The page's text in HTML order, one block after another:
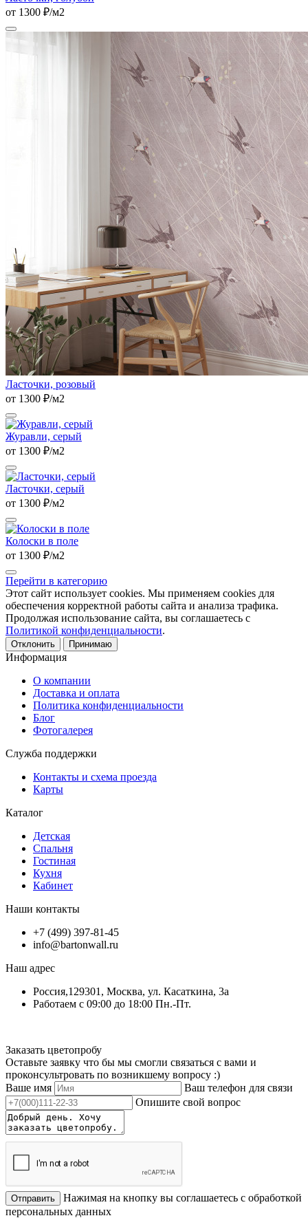
от 1300 ₽/м2
Ласточки, розовый
от 1300 ₽/м2
Журавли, серый
от 1300 ₽/м2
Ласточки, серый
от 1300 ₽/м2
Колоски в поле
от 1300 ₽/м2
Перейти в категорию
Этот сайт использует cookies. Мы применяем cookies для
обеспечения корректной работы сайта и анализа трафика.
Продолжая использование сайта, вы соглашаетесь с
Политикой конфиденциальности.
Отклонить Принимаю
Информация
О компании
Доставка и оплата
Политика конфиденциальности
Блог
Фотогалерея
Служба поддержки
Контакты и схема проезда
Карты
Каталог
Детская
Спальня
Гостиная
Кухня
Кабинет
Наши контакты
+7 (499) 397-81-45
info@bartonwall.ru
Наш адрес
Россия,129301, Москва, ул. Касаткина, 3а
Работаем с 09:00 до 18:00 Пн.-Пт.
Заказать цветопробу
Оставьте заявку что бы мы смогли связаться с вами и
проконсультровать по возникшему вопросу :)
Ваше имя
Ваш телефон для связи
Опишите свой вопрос
Отправить
Нажимая на кнопку вы соглашаетесь с обработкой
персональных данных